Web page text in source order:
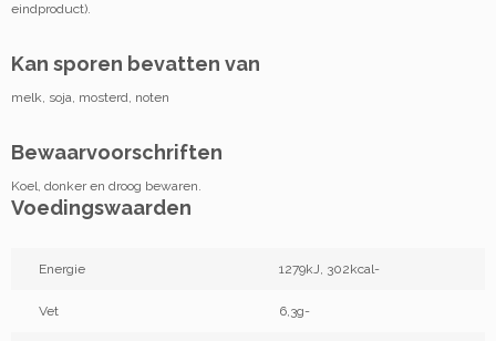
eindproduct).
Kan sporen bevatten van
melk, soja, mosterd, noten
Bewaarvoorschriften
Koel, donker en droog bewaren.
Voedingswaarden
Energie 1279kJ, 302kcal-
Vet 6,3g-